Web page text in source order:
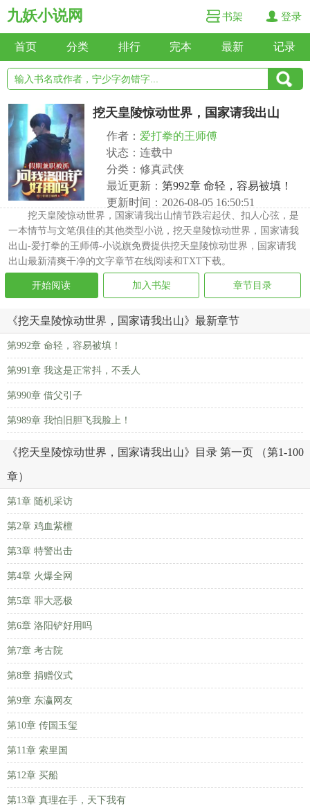
九妖小说网 书架 登录
首页 分类 排行 完本 最新 记录
挖天皇陵惊动世界，国家请我出山
作者： 爱打拳的王师傅
状态：连载中
分类：修真武侠
最近更新： 第992章 命轻，容易被填！
更新时间：2026-08-05 16:50:51
挖天皇陵惊动世界，国家请我出山情节跌宕起伏、扣人心弦，是
一本情节与文笔俱佳的其他类型小说，挖天皇陵惊动世界，国家请我
出山-爱打拳的王师傅-小说旗免费提供挖天皇陵惊动世界，国家请我
出山最新清爽干净的文字章节在线阅读和TXT下载。
开始阅读 加入书架 章节目录
《挖天皇陵惊动世界，国家请我出山》最新章节
第992章 命轻，容易被填！
第991章 我这是正常抖，不丢人
第990章 借父引子
第989章 我怕旧胆飞我脸上！
《挖天皇陵惊动世界，国家请我出山》目录 第一页 （第1-100
章）
第1章 随机采访
第2章 鸡血紫檀
第3章 特警出击
第4章 火爆全网
第5章 罪大恶极
第6章 洛阳铲好用吗
第7章 考古院
第8章 捐赠仪式
第9章 东瀛网友
第10章 传国玉玺
第11章 索里国
第12章 买船
第13章 真理在手，天下我有